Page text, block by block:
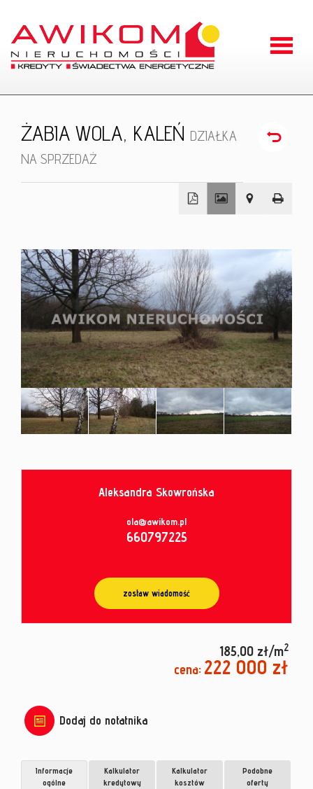
umowy
ŻABIA WOLA, KALEŃ DZIAŁKA
NA SPRZEDAŻ
−
Aleksandra Skowrońska
ola@awikom.pl
660797225
zostaw wiadomość
185,00 zł/m2
cena: 222 000 zł
Dodaj do notatnika
Informacje
ogólne
Kalkulator
kredytowy
Kalkulator
kosztów
Podobne
oferty